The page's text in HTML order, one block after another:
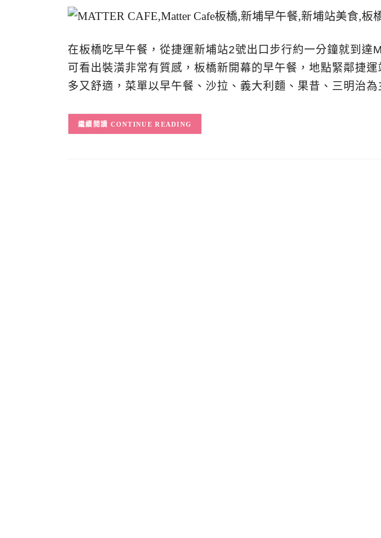
在板橋吃早午餐，從捷運新埔站2號出口步行約一分鐘就到達
可看出裝潢非常有質感，板橋新開幕的早午餐，地點緊鄰捷
多又舒適，菜單以早午餐、沙拉、義大利麵、果昔、三明治
CONTINUE READING